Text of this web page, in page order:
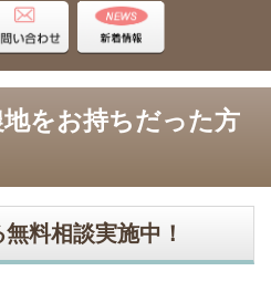
をお持ちだった方
料相談実施中！